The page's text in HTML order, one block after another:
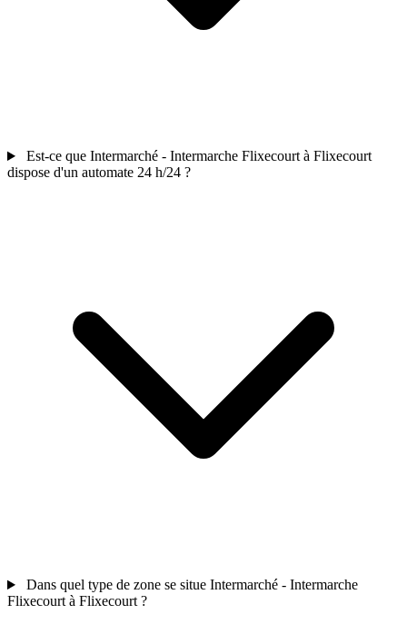
Est-ce que Intermarché - Intermarche Flixecourt à Flixecourt
dispose d'un automate 24 h/24 ?
Dans quel type de zone se situe Intermarché - Intermarche
Flixecourt à Flixecourt ?